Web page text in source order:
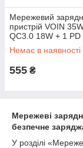
Мережевий
пристрій VOIN
QC3.0 18W + 1 PD
Немає в наявності
555 ₴
Мережеві
безпечне
У розділі